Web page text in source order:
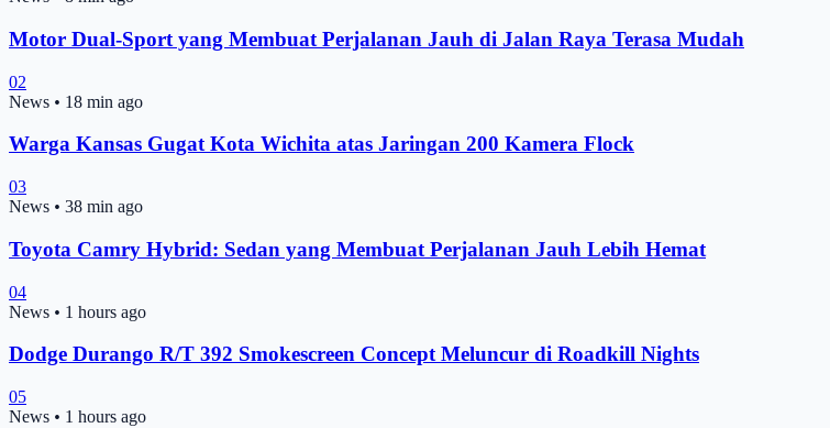
Motor Dual-Sport yang Membuat Perjalanan Jauh di Jalan Raya Terasa Mudah
02
News • 18 min ago
Warga Kansas Gugat Kota Wichita atas Jaringan 200 Kamera Flock
03
News • 38 min ago
Toyota Camry Hybrid: Sedan yang Membuat Perjalanan Jauh Lebih Hemat
04
News • 1 hours ago
Dodge Durango R/T 392 Smokescreen Concept Meluncur di Roadkill Nights
05
News • 1 hours ago